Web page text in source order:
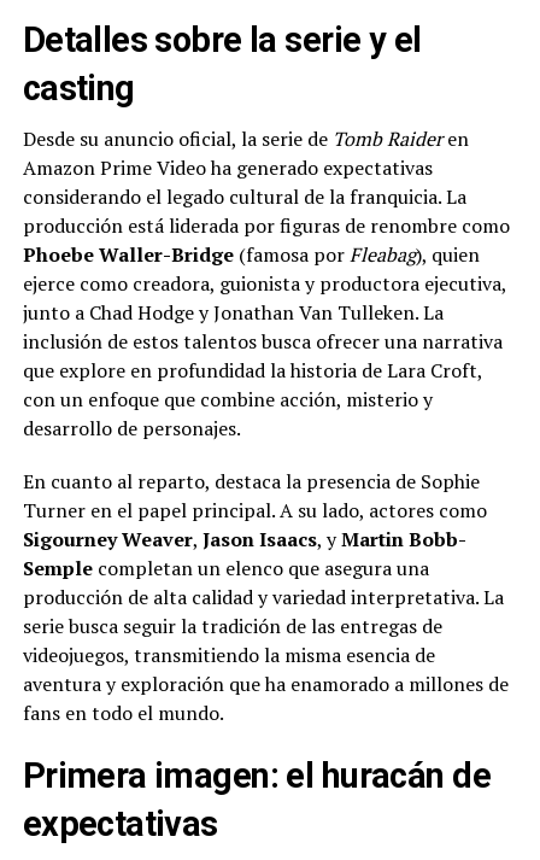
Detalles sobre la serie y el
casting
Desde su anuncio oficial, la serie de Tomb Raideren
Amazon Prime Video ha generado expectativas
considerando el legado cultural de la franquicia. La
producción está liderada por figuras de renombre como
Phoebe Waller-Bridge(famosa porFleabag), quien
ejerce como creadora, guionista y productora ejecutiva,
junto a Chad Hodge y Jonathan Van Tulleken. La
inclusión de estos talentos busca ofrecer una narrativa
que explore en profundidad la historia de Lara Croft,
con un enfoque que combine acción, misterio y
desarrollo de personajes.
En cuanto al reparto, destaca la presencia de Sophie
Turner en el papel principal. A su lado, actores como
Sigourney Weaver, Jason Isaacs, yMartin Bobb-
Semplecompletan un elenco que asegura una
producción de alta calidad y variedad interpretativa. La
serie busca seguir la tradición de las entregas de
videojuegos, transmitiendo la misma esencia de
aventura y exploración que ha enamorado a millones de
fans en todo el mundo.
Primera imagen: el huracán de
expectativas